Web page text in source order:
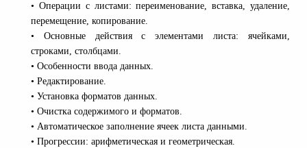
• Операции с листами: переименование, вставка, удаление,
перемещение, копирование.
• Основные действия с элементами листа: ячейками,
строками, столбцами.
• Особенности ввода данных.
• Редактирование.
• Установка форматов данных.
• Очистка содержимого и форматов.
• Автоматическое заполнение ячеек листа данными.
• Прогрессии: арифметическая и геометрическая.